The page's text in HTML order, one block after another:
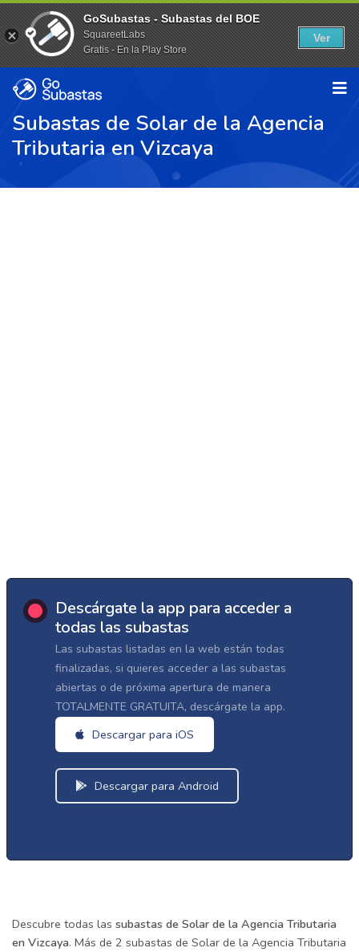
Subastas de Solar de la Agencia
Tributaria en Vizcaya
Descárgate la app para acceder a
todas las subastas
Las subastas listadas en la web están todas
finalizadas, si quieres acceder a las subastas
abiertas o de próxima apertura de manera
TOTALMENTE GRATUITA, descárgate la app.
Descargar para iOS
Descargar para Android
Descubre todas las subastas de Solar de la Agencia Tributaria
en Vizcaya. Más de 2 subastas de Solar de la Agencia Tributaria
GoSubastas - Subastas del BOE
SquareetLabs
Gratis - En la Play Store
Ver